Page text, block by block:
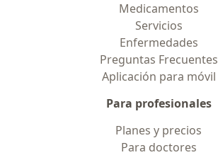
Medicamentos
Servicios
Enfermedades
Preguntas Frecuentes
Aplicación para móvil
Para profesionales
Planes y precios
Para doctores